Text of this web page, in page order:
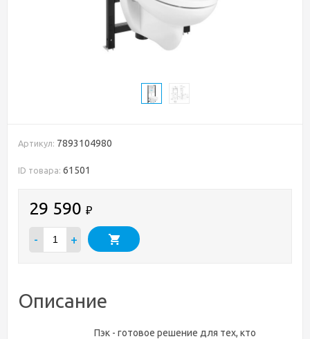
Артикул: 7893104980
ID товара: 61501
29 590 ₽
- +
Описание
Пэк - готовое решение для тех, кто